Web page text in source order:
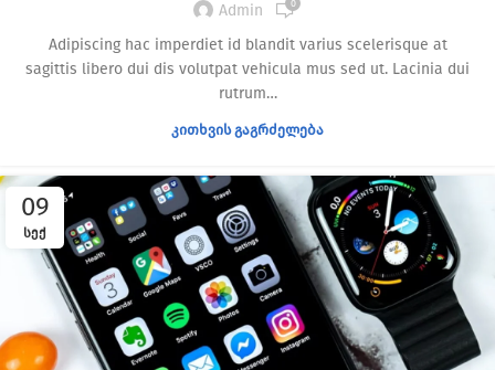
Admin 0
Adipiscing hac imperdiet id blandit varius scelerisque at
sagittis libero dui dis volutpat vehicula mus sed ut. Lacinia dui
rutrum…
ᲙᲘᲗᲮᲕᲘᲡ ᲒᲐᲒᲠᲫᲔᲚᲔᲑᲐ
09
ᲡᲔᲥ